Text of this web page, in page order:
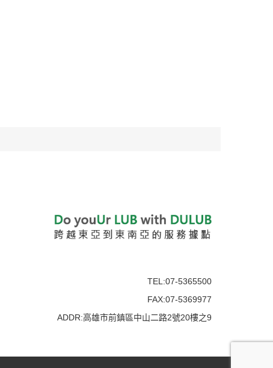
TEL:07-5365500
FAX:07-5369977
ADDR:高雄市前鎮區中山二路2號20樓之9